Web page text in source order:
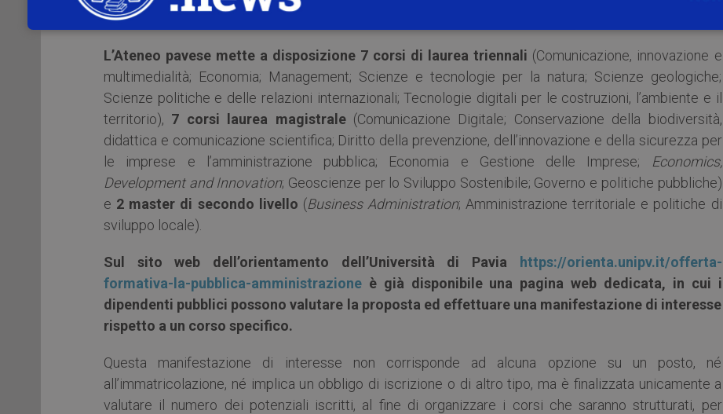
politiche pubbliche e relazioni internazionali,
L’Ateneo pavese mette a disposizione 7 corsi di laurea triennali (Comunicazione, innovazione e
multimedialità; Economia; Management; Scienze e tecnologie per la natura; Scienze geologiche;
Scienze politiche e delle relazioni internazionali; Tecnologie digitali per le costruzioni, l’ambiente e il
territorio), 7 corsi laurea magistrale(Comunicazione Digitale; Conservazione della biodiversità,
didattica e comunicazione scientifica; Diritto della prevenzione, dell’innovazione e della sicurezza per
le imprese e l’amministrazione pubblica; Economia e Gestione delle Imprese;
Economics,
Development and Innovation; Geoscienze per lo Sviluppo Sostenibile; Governo e politiche pubbliche)
e 2 master di secondo livello (Business Administration; Amministrazione territoriale e politiche di
sviluppo locale).
Sul sito web dell’orientamento dell’Università di Pavia https://orienta.unipv.it/offerta-
formativa-la-pubblica-amministrazione è già disponibile una pagina web dedicata, in cui i
dipendenti pubblici possono valutare la proposta ed effettuare una manifestazione di interesse
rispetto a un corso specifico.
Questa manifestazione di interesse non corrisponde ad alcuna opzione su un posto, né
all’immatricolazione, né implica un obbligo di iscrizione o di altro tipo, ma è finalizzata unicamente a
valutare il numero dei potenziali iscritti, al fine di organizzare i corsi che saranno strutturati, per